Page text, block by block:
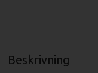
Beskrivning